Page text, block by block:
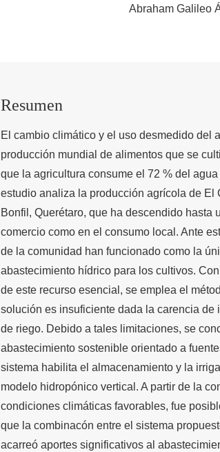
Abraham Galileo
Resumen
El cambio climático y el uso desmedido del
producción mundial de alimentos que se
que la agricultura consume el 72 % del
estudio analiza la producción agrícola de
Bonfil, Querétaro, que ha descendido hasta
comercio como en el consumo local. Ante
de la comunidad han funcionado como la
abastecimiento hídrico para los cultivos.
de este recurso esencial, se emplea el
solución es insuficiente dada la carencia de
de riego. Debido a tales limitaciones, se
abastecimiento sostenible orientado a
sistema habilita el almacenamiento y la
modelo hidropónico vertical. A partir de la
condiciones climáticas favorables, fue
que la combinacón entre el sistema
acarreó aportes significativos al